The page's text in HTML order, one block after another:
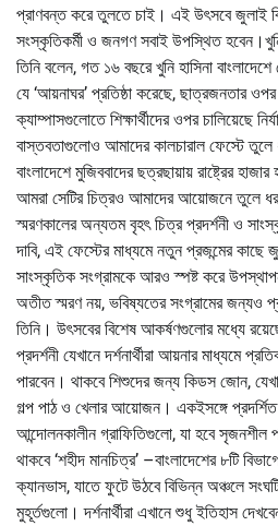
প্রাণবন্ত করে তুলতে চাই। এই উৎসবে জুলাই
সংস্কৃতিকর্মী ও জনগণ সবাই উপস্থিত
তিনি বলেন, গত ১৬ বছরে খুনি হাসিনা
যে ‘আয়নাঘর’ প্রতিষ্ঠা করেছে, ছাত্রজনতার
ক্যাম্পাসগুলোতে শিক্ষার্থীদের ওপর চালিয়েছে
বাস্তবতাগুলোও আমাদের কালচারাল ফেস্টে তুলে
বাংলাদেশে মুজিববাদের ছত্রছায়ায় রাষ্ট্রের
আমরা সেটির চিত্রও আমাদের আয়োজনে তুলে
স্মরণকালের অন্যতম বৃহৎ চিত্র প্রদর্শনী ও
দাবি, এই ফেস্টের মাধ্যমে নতুন প্রজন্মের কাছে
সাংস্কৃতিক সংগ্রামকে আরও স্পষ্ট করে
অতীত স্মরণ নয়, ভবিষ্যতের সংগ্রামের জন্যও
তিনি। উৎসবের বিশেষ আকর্ষণগুলোর মধ্যে
প্রদর্শনী যেখানে দর্শনার্থীরা আয়নার মাধ্যমে
পারবেন। থাকবে শিশুদের জন্য কিডস জোন,
গল্প পাঠ ও খেলার আয়োজন। একইসঙ্গে
আন্দোলনকালীন গ্রাফিতিগুলো, যা হবে
থাকবে ‘শহীদ মানচিত্র’ –বাংলাদেশের ৮টি
ক্যানভাস, যাতে ফুটে উঠবে বিভিন্ন অঞ্চলে
মুহূর্তগুলো। দর্শনার্থীরা এখানে শুধু ইতিহাস